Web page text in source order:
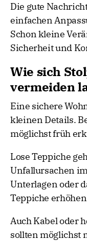
Die gute
einfachen
Schon kleine
Sicherheit und
Wie sich
vermeiden
Eine sichere
kleinen Details.
möglichst früh
Lose Teppiche
Unfallursachen
Unterlagen oder
Teppiche
Auch Kabel oder
sollten möglichst